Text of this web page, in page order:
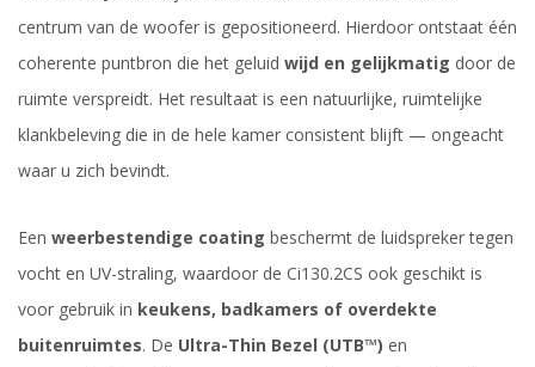
centrum van de woofer is gepositioneerd. Hierdoor ontstaat één
coherente puntbron die het geluid wijd en gelijkmatig door de
ruimte verspreidt. Het resultaat is een natuurlijke, ruimtelijke
klankbeleving die in de hele kamer consistent blijft — ongeacht
waar u zich bevindt.
Een weerbestendige coating beschermt de luidspreker tegen
vocht en UV-straling, waardoor de Ci130.2CS ook geschikt is
voor gebruik in keukens, badkamers of overdekte
buitenruimtes. De Ultra-Thin Bezel (UTB™) en